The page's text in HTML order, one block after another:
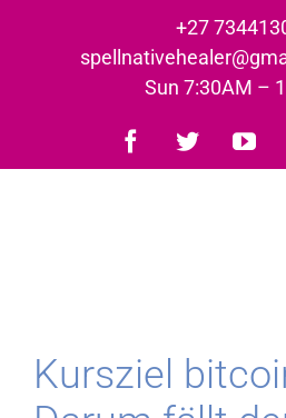
+27
Sun 7:30AM –
Facebook
Twitter
Kursziel